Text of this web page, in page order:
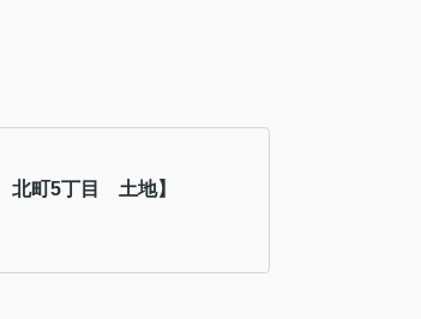
北町5丁目 土地】